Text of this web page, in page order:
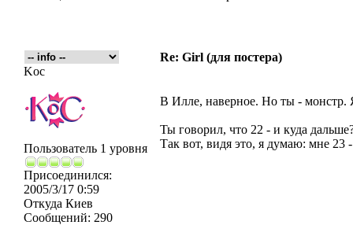
Re: Girl (для постера)
Koc
Пользователь 1 уровня
Присоединился:
2005/3/17 0:59
Откуда Киев
Сообщений: 290
В Илле, наверное. Но ты - монстр.
Ты говорил, что 22 - и куда
Так вот, видя это, я думаю: мне 23